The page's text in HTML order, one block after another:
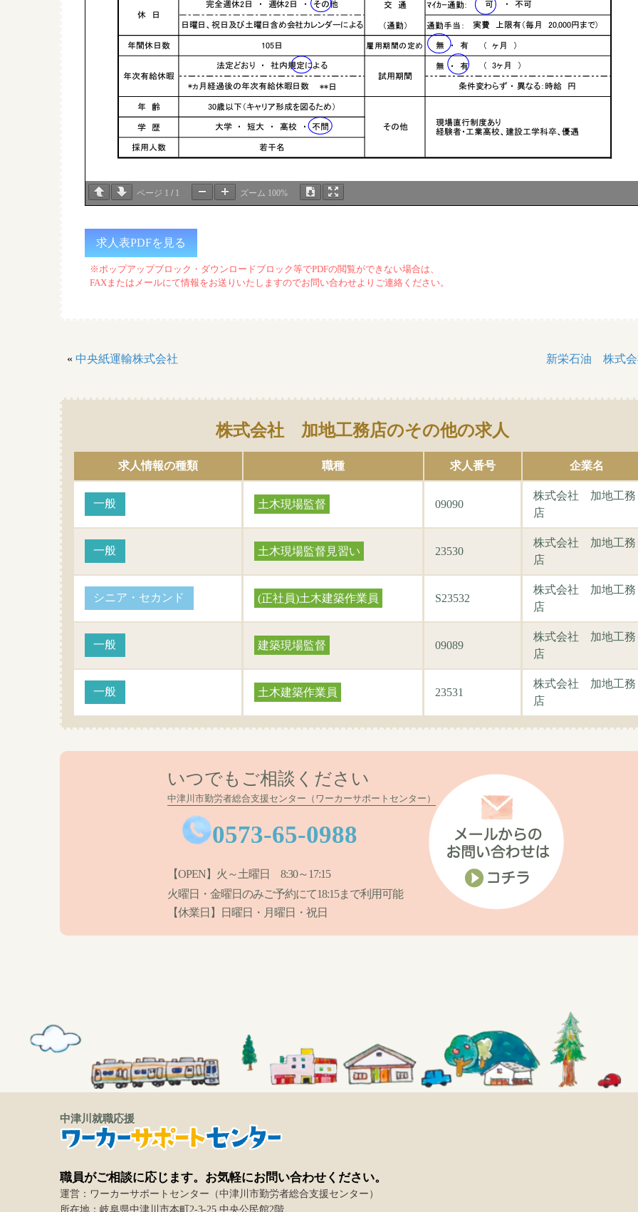
交 通 ﾏｲｶｰ通勤：
（通勤） 通勤手当：
年間休日数 雇用期間の定め 無 ・ 有
無 ・ 有
**日
年 齢
学 歴
採用人数
30歳以下（キャリア形成を図るため）
その他
現場直行制度あり
経験者・工業高校、建設工学科卒、優遇
大学 ・ 短大 ・ 高校 ・ 不問
若干名
休 日
完全週休2日 ・ 週休2日 ・ その他 可 ・ 不可
日曜日、祝日及び土曜日含め会社カレンダーによる 実費 上限有（毎月 20,000円まで）
年次有給休暇
*ヵ月経過後の年次有給休暇日数
法定どおり ・ 社内規定による
105日 （ ヶ月 ）
試用期間
（ 3ヶ月 ）
条件変わらず ・ 異なる：時給 円
ページ 1 / 1 ズーム 100%
求人表PDFを見る
※ポップアップブロック・ダウンロードブロック等でPDFの閲覧ができない場合は、
FAXまたはメールにて情報をお送りいたしますのでお問い合わせよりご連絡ください。
« 中央紙運輸株式会社 新栄石油 株式
株式会社 加地工務店のその他の求人
求人情報の種類 職種 求人番号 企業名
一般 土木現場監督 09090
株式会社 加地工務
店
一般 土木現場監督見習い 23530
株式会社 加地工務
店
シニア・セカンド (正社員)土木建築作業員 S23532
株式会社 加地工務
店
一般 建築現場監督 09089
株式会社 加地工務
店
一般 土木建築作業員 23531
株式会社 加地工務
店
いつでもご相談ください
中津川市勤労者総合支援センター（ワーカーサポートセンター）
0573-65-0988
【OPEN】火～土曜日 8:30～17:15
火曜日・金曜日のみご予約にて18:15まで利用可能
【休業日】日曜日・月曜日・祝日
中津川就職応援
職員がご相談に応じます。お気軽にお問い合わせください。
運営：ワーカーサポートセンター（中津川市勤労者総合支援センター）
所在地：岐阜県中津川市本町2-3-25 中央公民館2階